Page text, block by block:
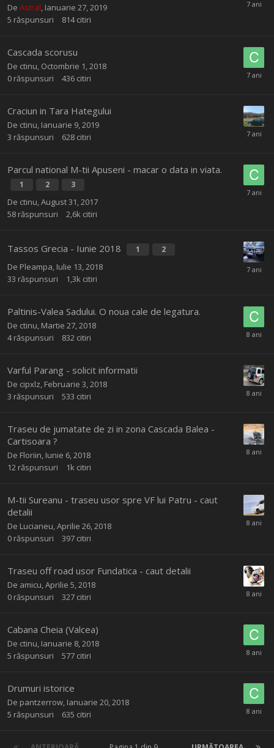
De Astral Ianuarie 27, 2019
5 răspunsuri 814 citiri
Cascada scorusu
De ctinu Octombrie 1, 2018
0 răspunsuri 436 citiri
Craciun in Tara Hategului
De ctinu Ianuarie 9, 2019
3 răspunsuri 628 citiri
Parcul national M-tii Apuseni - macar o data in viata.
1 2 3
De ctinu August 31, 2017
58 răspunsuri 2,6k citiri
Tassos Grecia - Iunie 2018 1 2
De Pleampa Iulie 13, 2018
33 răspunsuri 1,3k citiri
Paltinis-Valea Sadului. O noua cale de legatura.
De ctinu Martie 27, 2018
4 răspunsuri 832 citiri
Varful Parang - solicit informatii
De cipxlz Februarie 3, 2018
3 răspunsuri 533 citiri
Traseu de jumatate de zi in zona Cascada Balea -
Cartisoara ?
De Floriin Iunie 6, 2018
12 răspunsuri 1k citiri
M-tii Sureanu - traseu usor spre VF lui Patru - caut
detalii
De Lucianeu Aprilie 26, 2018
0 răspunsuri 397 citiri
Traseu off road usor Fundatica - caut detalii
De amicu Aprilie 5, 2018
0 răspunsuri 327 citiri
Cabana Cheia (Valcea)
De ctinu Ianuarie 8, 2018
5 răspunsuri 577 citiri
Drumuri istorice
De pantzerrow Ianuarie 20, 2018
5 răspunsuri 635 citiri